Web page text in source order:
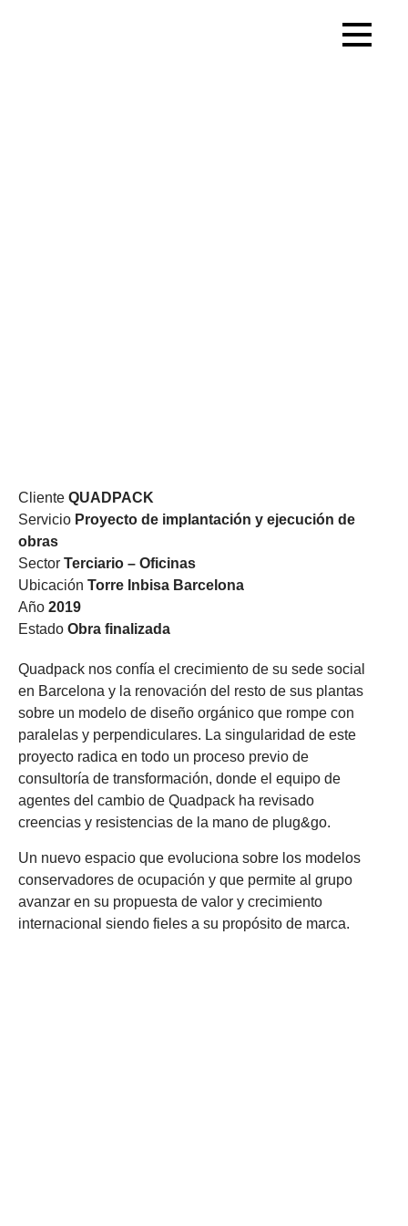
Cliente QUADPACK
Servicio Proyecto de implantación y ejecución de
obras
Sector Terciario – Oficinas
Ubicación Torre Inbisa Barcelona
Año 2019
Estado Obra finalizada
Quadpack nos confía el crecimiento de su sede social
en Barcelona y la renovación del resto de sus plantas
sobre un modelo de diseño orgánico que rompe con
paralelas y perpendiculares. La singularidad de este
proyecto radica en todo un proceso previo de
consultoría de transformación, donde el equipo de
agentes del cambio de Quadpack ha revisado
creencias y resistencias de la mano de plug&go.
Un nuevo espacio que evoluciona sobre los modelos
conservadores de ocupación y que permite al grupo
avanzar en su propuesta de valor y crecimiento
internacional siendo fieles a su propósito de marca.